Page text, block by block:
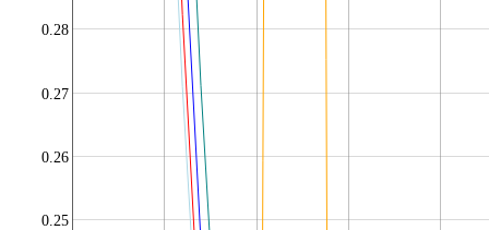
0.25
0.26
0.27
0.28